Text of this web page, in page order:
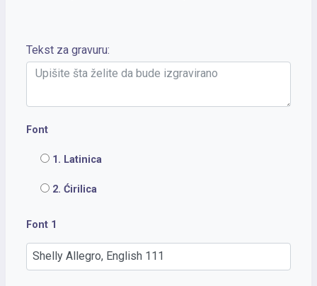
Tekst za gravuru:
Font
1. Latinica
2. Ćirilica
Font 1